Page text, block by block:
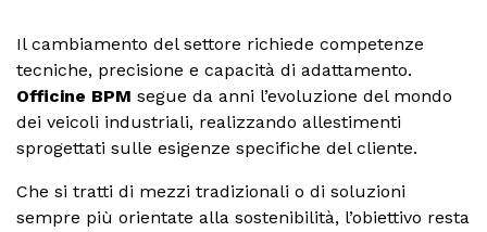
Il cambiamento del settore richiede competenze
tecniche, precisione e capacità di adattamento.
Officine BPM segue da anni l’evoluzione del mondo
dei veicoli industriali, realizzando allestimenti
sprogettati sulle esigenze specifiche del cliente.
Che si tratti di mezzi tradizionali o di soluzioni
sempre più orientate alla sostenibilità, l’obiettivo resta